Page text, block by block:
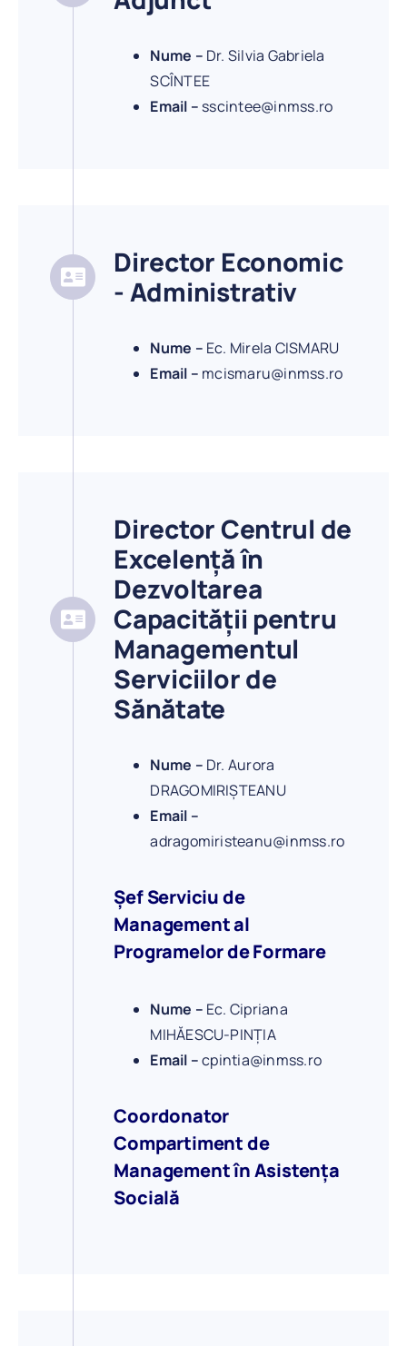
Nume – Dr. Silvia Gabriela
SCÎNTEE
Email – sscintee@inmss.ro
Director Economic
- Administrativ
Nume – Ec. Mirela CISMARU
Email – mcismaru@inmss.ro
Director Centrul de
Excelență în
Dezvoltarea
Capacității pentru
Managementul
Serviciilor de
Sănătate
Nume – Dr. Aurora
DRAGOMIRIȘTEANU
Email –
adragomiristeanu@inmss.ro
Șef Serviciu de
Management al
Programelor de Formare
Nume – Ec. Cipriana
MIHĂESCU-PINȚIA
Email –cpintia@inmss.ro
Coordonator
Compartiment de
Management în Asistența
Socială